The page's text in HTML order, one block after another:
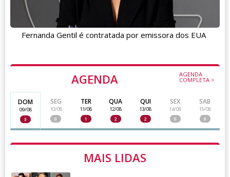
AGENDA AGENDA
COMPLETA >
DOM
09/08
3
SEG
10/08
0
TER
11/08
1
QUA
12/08
2
QUI
13/08
2
SEX
14/08
0
SAB
15/08
0
MAIS LIDAS
Fernanda Gentil é contratada por emissora dos EUA